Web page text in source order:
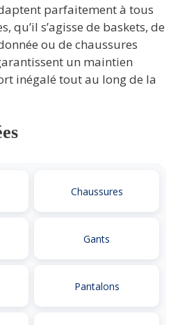
parfaitement à tous
qu’il s’agisse de baskets, de
ou de chaussures
un maintien
inégalé tout au long de la
Chaussures
Gants
Pantalons